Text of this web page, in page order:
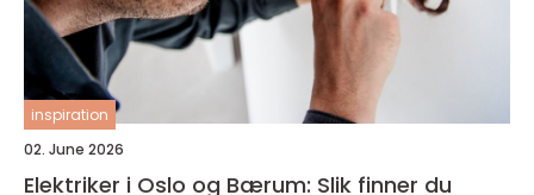
inspiration
02. June 2026
Elektriker i Oslo og Bærum: Slik finner du